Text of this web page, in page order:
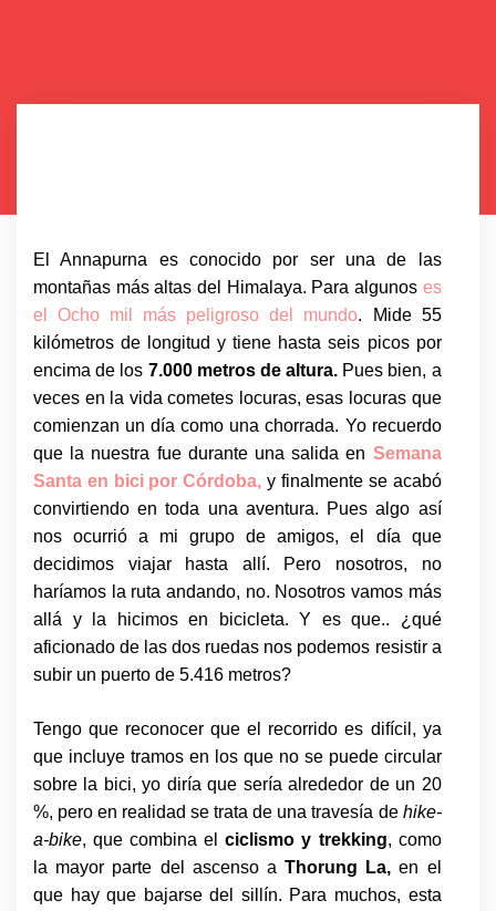
El Annapurna es conocido por ser una de las
montañas más altas del Himalaya. Para algunos es
el Ocho mil más peligroso del mundo. Mide 55
kilómetros de longitud y tiene hasta seis picos por
encima de los 7.000 metros de altura. Pues bien, a
veces en la vida cometes locuras, esas locuras que
comienzan un día como una chorrada. Yo recuerdo
que la nuestra fue durante una salida en Semana
Santa en bici por Córdoba, y finalmente se acabó
convirtiendo en toda una aventura. Pues algo así
nos ocurrió a mi grupo de amigos, el día que
decidimos viajar hasta allí. Pero nosotros, no
haríamos la ruta andando, no. Nosotros vamos más
allá y la hicimos en bicicleta. Y es que.. ¿qué
aficionado de las dos ruedas nos podemos resistir a
subir un puerto de 5.416 metros?
Tengo que reconocer que el recorrido es difícil, ya
que incluye tramos en los que no se puede circular
sobre la bici, yo diría que sería alrededor de un 20
%, pero en realidad se trata de una travesía de hike-
a-bike, que combina elciclismo y trekking, como
la mayor parte del ascenso aThorung La, en el
que hay que bajarse del sillín. Para muchos, esta